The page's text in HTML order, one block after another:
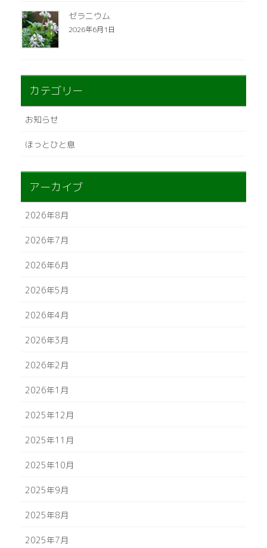
ゼラニウム
2026年6月1日
カテゴリー
お知らせ
ほっとひと息
アーカイブ
2026年8月
2026年7月
2026年6月
2026年5月
2026年4月
2026年3月
2026年2月
2026年1月
2025年12月
2025年11月
2025年10月
2025年9月
2025年8月
2025年7月